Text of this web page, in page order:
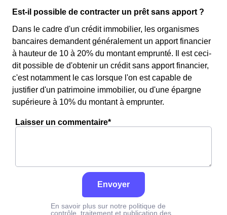
Est-il possible de contracter un prêt sans apport ?
Dans le cadre d'un crédit immobilier, les organismes
bancaires demandent généralement un apport financier
à hauteur de 10 à 20% du montant emprunté. Il est ceci-
dit possible de d'obtenir un crédit sans apport financier,
c'est notamment le cas lorsque l'on est capable de
justifier d'un patrimoine immobilier, ou d'une épargne
supérieure à 10% du montant à emprunter.
Laisser un commentaire*
Envoyer
En savoir plus sur notre politique de
contrôle, traitement et publication des